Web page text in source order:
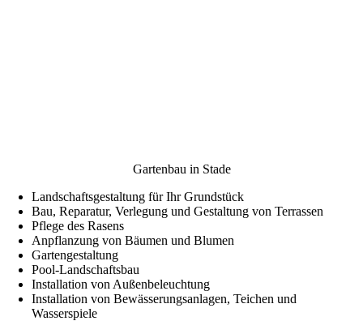
Gartenbau in Stade
Landschaftsgestaltung für Ihr Grundstück
Bau, Reparatur, Verlegung und Gestaltung von Terrassen
Pflege des Rasens
Anpflanzung von Bäumen und Blumen
Gartengestaltung
Pool-Landschaftsbau
Installation von Außenbeleuchtung
Installation von Bewässerungsanlagen, Teichen und
Wasserspiele